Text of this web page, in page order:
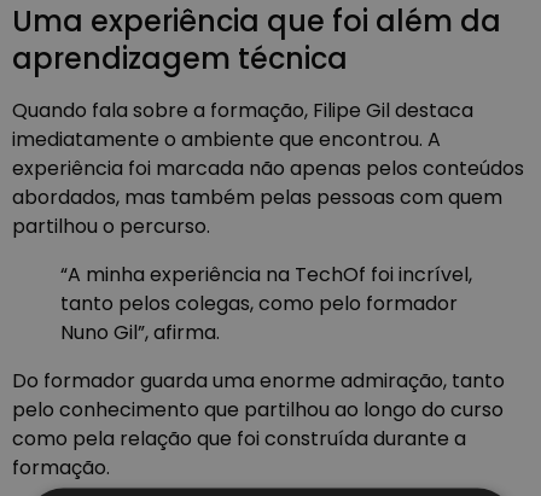
Uma experiência que foi além da
aprendizagem técnica
Quando fala sobre a formação, Filipe Gil destaca
imediatamente o ambiente que encontrou. A
experiência foi marcada não apenas pelos conteúdos
abordados, mas também pelas pessoas com quem
partilhou o percurso.
“A minha experiência na TechOf foi incrível,
tanto pelos colegas, como pelo formador
Nuno Gil”, afirma.
Do formador guarda uma enorme admiração, tanto
pelo conhecimento que partilhou ao longo do curso
como pela relação que foi construída durante a
formação.